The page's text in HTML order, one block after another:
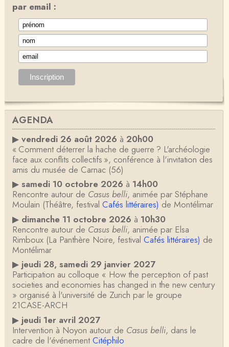
par email :
AGENDA
▶ vendredi 26 août 2026 à 20h00
« Comment déterrer la hache de guerre ? L'archéologie
face aux conflits collectifs », conférence à l'invitation des
amis du musée de Carnac (56)
▶ samedi 10 octobre 2026 à 14h00
Rencontre autour de Casus belli, animée par Stéphane
Moulain (Théâtre, festival Cafés littéraires) de Montélimar
▶ dimanche 11 octobre 2026 à 10h30
Rencontre autour de Casus belli, animée par Elsa
Rimboux (La Panthère Noire, festival Cafés littéraires) de
Montélimar
▶ jeudi 28, samedi 29 janvier 2027
Participation au colloque « How the perception of past
societies and economies has changed in the new century
» organisé à l'université de Zurich par le groupe
21CASE-ARCH
▶ jeudi 1er avril 2027
Intervention à Noyon autour de Casus belli, dans le
cadre de l'événementCitéphilo